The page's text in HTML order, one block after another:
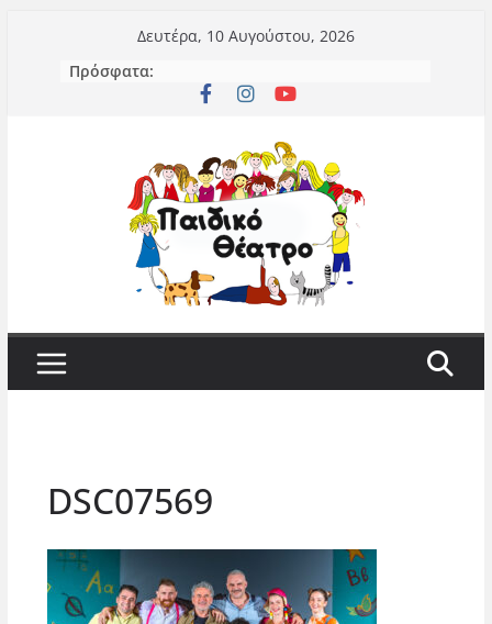
περιεχόμενο
Δευτέρα, 10 Αυγούστου, 2026
Πρόσφατα:
DSC07569